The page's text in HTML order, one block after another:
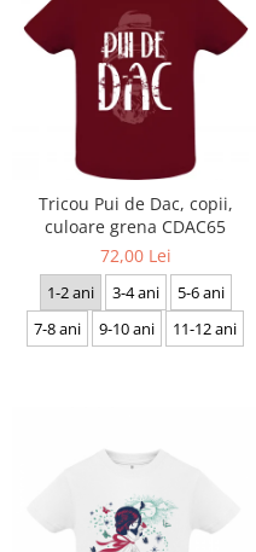
Tricou Pui de Dac, copii,
culoare grena CDAC65
72,00 Lei
1-2 ani 3-4 ani
5-6 ani
7-8 ani
9-10 ani 11-12 ani